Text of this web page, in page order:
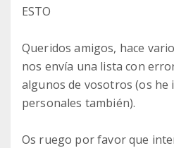
ESTO
Queridos amigos, hace
nos envía una lista con
algunos de vosotros (os he
personales también).
Os ruego por favor que